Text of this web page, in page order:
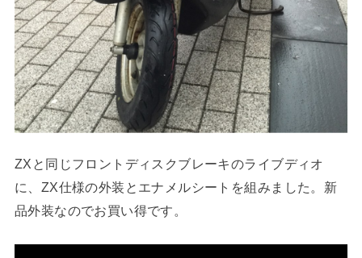
ZXと同じフロントディスクブレーキのライブディオ
に、ZX仕様の外装とエナメルシートを組みました。新
品外装なのでお買い得です。